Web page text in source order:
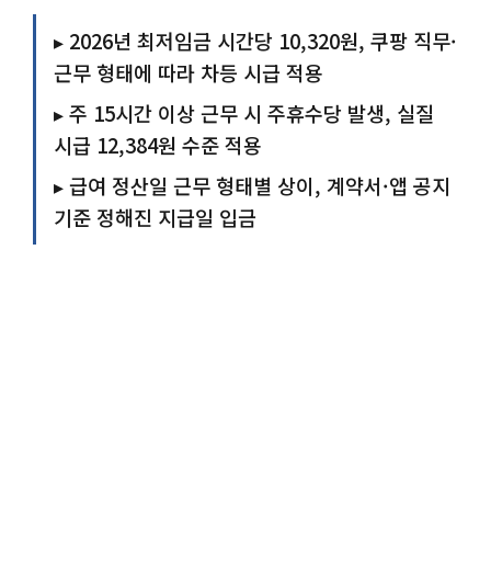
▸ 2026년 최저임금 시간당 10,320원, 쿠팡 직무·
근무 형태에 따라 차등 시급 적용
▸ 주 15시간 이상 근무 시 주휴수당 발생, 실질
시급 12,384원 수준 적용
▸ 급여 정산일 근무 형태별 상이, 계약서·앱 공지
기준 정해진 지급일 입금